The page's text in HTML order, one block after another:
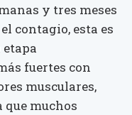
y tres meses
contagio, esta es
fuertes con
musculares,
que muchos